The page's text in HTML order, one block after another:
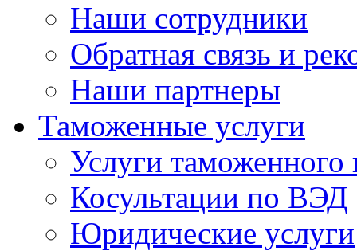
Наши сотрудники
Обратная связь и
Наши партнеры
Таможенные услуги
Услуги таможенного
Косультации по ВЭД
Юридические услуги